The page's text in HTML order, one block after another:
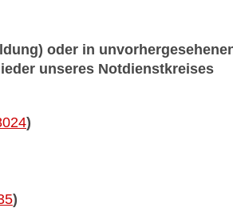
oder in
unseres Notdienstkreises
)
)